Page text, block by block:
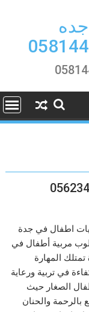
اطفال في جدة
مربية أطفال في
المهارة
في تربية ورعاية
الصغار حيث
بالرحمة والحنان